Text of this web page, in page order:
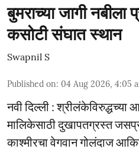
बुमराच्या जागी नबीला
कसोटी संघात स्थान
Swapnil S
Published on: 04 Aug 2026, 4:05
नवी दिल्ली : श्रीलंकेविरुद्धच्या
मालिकेसाठी दुखापतग्रस्त
काश्मीरचा वेगवान गोलंदाज